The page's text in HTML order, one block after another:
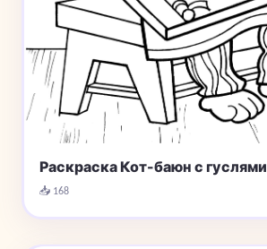
Раскраска Кот-баюн с гуслями
📥 168